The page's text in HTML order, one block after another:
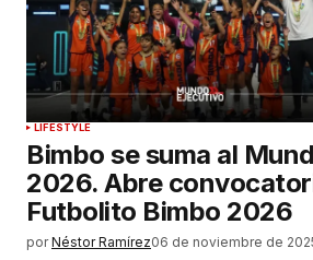
LIFESTYLE
Bimbo se suma al
2026. Abre
Futbolito Bimbo 2026
por Néstor Ramírez06 de noviembre de